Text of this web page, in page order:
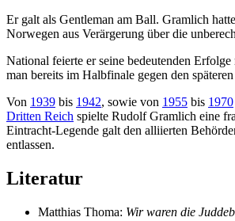
Er galt als Gentleman am Ball. Gramlich
Norwegen aus Verärgerung über die
National feierte er seine bedeutenden
man bereits im Halbfinale gegen den
Von 1939 bis 1942, sowie von 1955 bis 1970
Dritten Reich spielte Rudolf Gramlich eine
Eintracht-Legende galt den alliierten
entlassen.
Literatur
Matthias Thoma: Wir waren die